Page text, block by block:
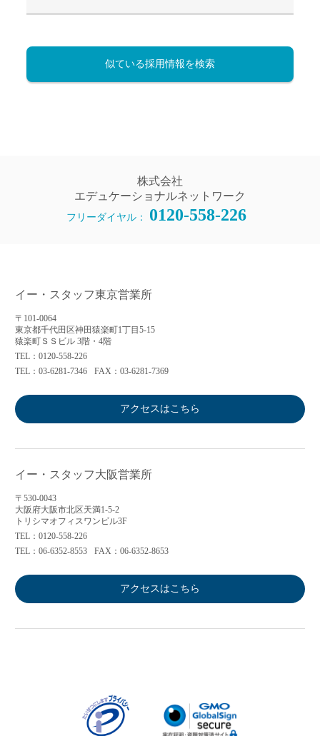
似ている採用情報を検索
株式会社
エデュケーショナルネットワーク
フリーダイヤル： 0120-558-226
イー・スタッフ東京営業所
〒101-0064
東京都千代田区神田猿楽町1丁目5-15
猿楽町ＳＳビル 3階・4階
TEL：0120-558-226
TEL：03-6281-7346
FAX：03-6281-7369
アクセスはこちら
イー・スタッフ大阪営業所
〒530-0043
大阪府大阪市北区天満1-5-2
トリシマオフィスワンビル3F
TEL：0120-558-226
TEL：06-6352-8553
FAX：06-6352-8653
アクセスはこちら